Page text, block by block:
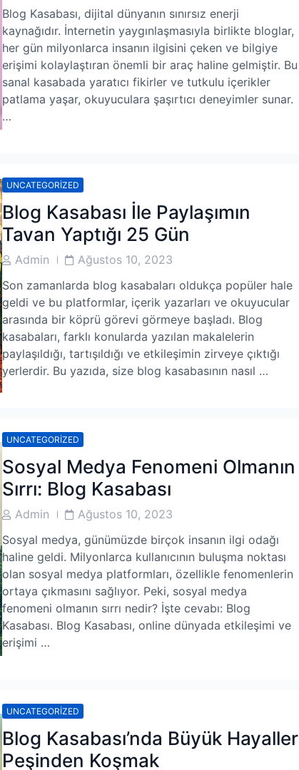
Blog Kasabası, dijital dünyanın sınırsız enerji
kaynağıdır. İnternetin yaygınlaşmasıyla birlikte bloglar,
her gün milyonlarca insanın ilgisini çeken ve bilgiye
erişimi kolaylaştıran önemli bir araç haline gelmiştir. Bu
sanal kasabada yaratıcı fikirler ve tutkulu içerikler
patlama yaşar, okuyuculara şaşırtıcı deneyimler sunar.
…
UNCATEGORIZED
Blog Kasabası İle Paylaşımın
Tavan Yaptığı 25 Gün
Post
Author
Admin
PostAğustos 10, 2023
Son zamanlarda blog kasabaları oldukça popüler hale
geldi ve bu platformlar, içerik yazarları ve okuyucular
arasında bir köprü görevi görmeye başladı. Blog
kasabaları, farklı konularda yazılan makalelerin
paylaşıldığı, tartışıldığı ve etkileşimin zirveye çıktığı
yerlerdir. Bu yazıda, size blog kasabasının nasıl …
UNCATEGORIZED
Sosyal Medya Fenomeni Olmanın
Sırrı: Blog Kasabası
PostAdmin
PostAğustos 10, 2023
Sosyal medya, günümüzde birçok insanın ilgi odağı
haline geldi. Milyonlarca kullanıcının buluşma noktası
olan sosyal medya platformları, özellikle fenomenlerin
ortaya çıkmasını sağlıyor. Peki, sosyal medya
fenomeni olmanın sırrı nedir? İşte cevabı: Blog
Kasabası. Blog Kasabası, online dünyada etkileşimi ve
erişimi …
UNCATEGORIZED
Blog Kasabası’nda Büyük Hayaller
Peşinden Koşmak